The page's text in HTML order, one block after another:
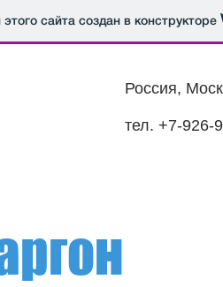
сайта создан в конструкторе
Россия,
тел. +7-926-